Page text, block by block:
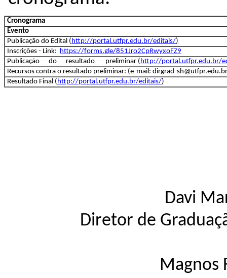
Cronograma
Evento
Publicação do Edital (http://portal.utfpr.edu.br/editais/)
Inscrições - Link: https://forms.gle/851Jro2CpRwyxoFZ9
Publicação do resultado preliminar (http://portal.utfpr.edu.br/
Recursos contra o resultado preliminar: (e-mail: dirgrad-
Resultado Final (http://portal.utfpr.edu.br/editais/)
Davi
Diretor de
Magnos